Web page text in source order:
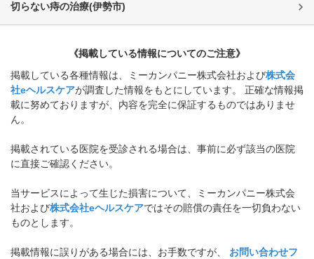
切らない痔の治療(伊勢市)
《掲載している情報についてのご注意》
掲載している各種情報は、ミーカンパニー株式会社および株式会
社eヘルスケアが調査した情報をもとにしています。 正確な情報掲
載に努めておりますが、内容を完全に保証するものではありませ
ん。
掲載されている医院を受診される場合は、事前に必ず該当の医院
に直接ご確認ください。
当サービスによって生じた損害について、ミーカンパニー株式会
社および株式会社eヘルスケアではその賠償の責任を一切負わない
ものとします。
掲載情報に誤りがある場合には、お手数ですが、
お問い合わせフ